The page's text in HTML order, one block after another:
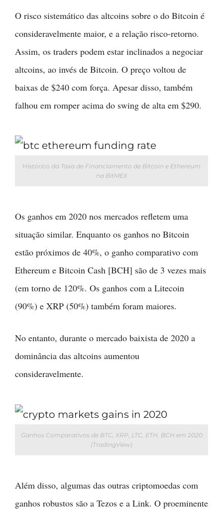
O risco sistemático das altcoins sobre o do Bitcoin é
consideravelmente maior, e a relação risco-retorno.
Assim, os traders podem estar inclinados a negociar
altcoins, ao invés de Bitcoin. O preço voltou de
baixas de $240 com força. Apesar disso, também
falhou em romper acima do swing de alta em $290.
Histórico da Taxa de Financiamento de Bitcoin e Ethereum
na BitMEX
Os ganhos em 2020 nos mercados refletem uma
situação similar. Enquanto os ganhos no Bitcoin
estão próximos de 40%, o ganho comparativo com
Ethereum e Bitcoin Cash [BCH] são de 3 vezes mais
(em torno de 120%. Os ganhos com a Litecoin
(90%) e XRP (50%) também foram maiores.
No entanto, durante o mercado baixista de 2020 a
dominância das altcoins aumentou
consideravelmente.
Ganhos Comparativos de BTC, XRP, LTC, ETH, BCH em 2020
(TradingView)
Além disso, algumas das outras criptomoedas com
ganhos robustos são a Tezos e a Link. O proeminente